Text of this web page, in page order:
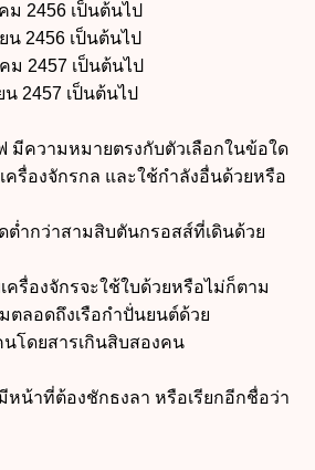
เป็นต้นไป
น 2456 เป็นต้นไป
ม 2457 เป็นต้นไป
2457 เป็นต้นไป
วามหมายตรงกับตัวเลือกในข้อใด
องจักรกล และใช้กำลังอื่นด้วยหรือ
กว่าสามสิบตันกรอสส์ที่เดินด้วย
องจักรจะใช้ใบด้วยหรือไม่ก็ตาม
ตลอดถึงเรือกำปั่นยนต์ด้วย
ดยสารเกินสิบสองคน
าที่ต้องชักธงลา หรือเรียกอีกชื่อว่า